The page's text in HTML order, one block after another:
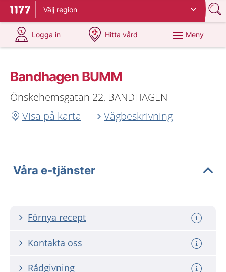
Till startsidan för 1177
Välj region
Logga in
på 1177.se
Hitta vård
på 1177.se
Meny
Bandhagen BUMM
Önskehemsgatan 22, BANDHAGEN
Visa på karta
Vägbeskrivning
Våra e-tjänster
Förnya recept
Kontakta oss
Rådgivning